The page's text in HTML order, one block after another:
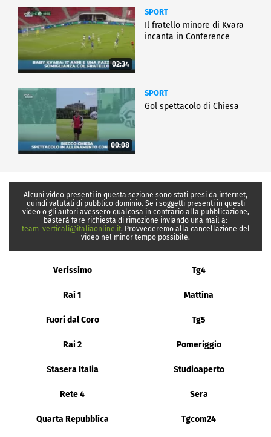
02:34
SPORT
Il fratello minore di Kvara
incanta in Conference
00:08
SPORT
Gol spettacolo di Chiesa
Alcuni video presenti in questa sezione sono stati presi da internet,
quindi valutati di pubblico dominio. Se i soggetti presenti in questi
video o gli autori avessero qualcosa in contrario alla pubblicazione,
basterà fare richiesta di rimozione inviando una mail a:
team_verticali@italiaonline.it. Provvederemo alla cancellazione del
video nel minor tempo possibile.
Verissimo Tg4
Rai 1 Mattina
Fuori dal Coro Tg5
Rai 2 Pomeriggio
Stasera Italia Studioaperto
Rete 4 Sera
Quarta Repubblica Tgcom24